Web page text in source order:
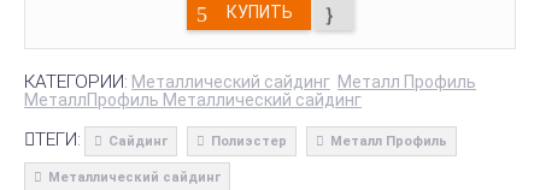
КУПИТЬ
КАТЕГОРИИ: Металлический сайдинг Металл Профиль
МеталлПрофиль Металлический сайдинг
ТЕГИ: Сайдинг Полиэстер Металл Профиль
Металлический сайдинг